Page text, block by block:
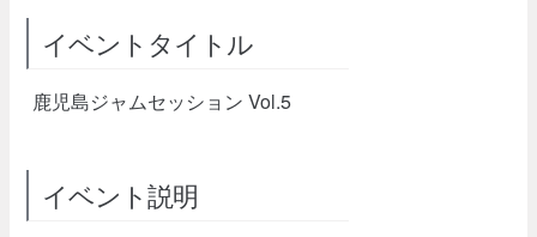
イベントタイトル
鹿児島ジャムセッション Vol.5
イベント説明